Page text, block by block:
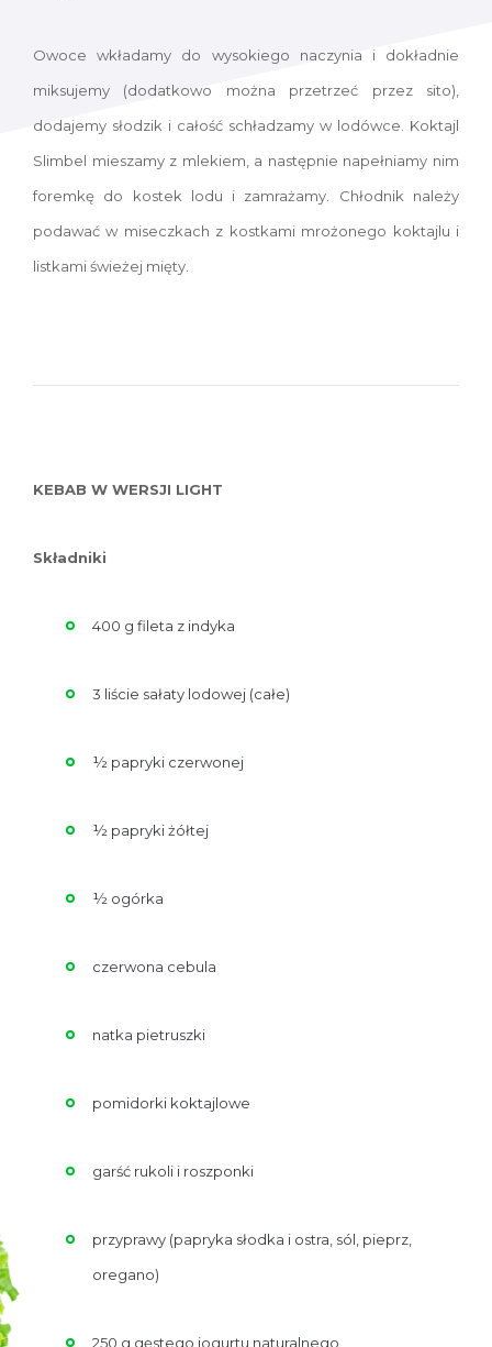
Owoce wkładamy do wysokiego naczynia i dokładnie
miksujemy (dodatkowo można przetrzeć przez sito),
dodajemy słodzik i całość schładzamy w lodówce. Koktajl
Slimbel mieszamy z mlekiem, a następnie napełniamy nim
foremkę do kostek lodu i zamrażamy. Chłodnik należy
podawać w miseczkach z kostkami mrożonego koktajlu i
listkami świeżej mięty.
KEBAB W WERSJI LIGHT
Składniki
400 g fileta z indyka
3 liście sałaty lodowej (całe)
½ papryki czerwonej
½ papryki żółtej
½ ogórka
czerwona cebula
natka pietruszki
pomidorki koktajlowe
garść rukoli i roszponki
przyprawy (papryka słodka i ostra, sól, pieprz,
oregano)
250 g gęstego jogurtu naturalnego